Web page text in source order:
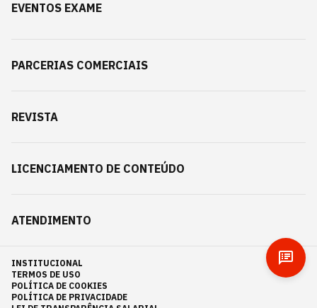
EVENTOS EXAME
PARCERIAS COMERCIAIS
REVISTA
LICENCIAMENTO DE CONTEÚDO
ATENDIMENTO
INSTITUCIONAL
TERMOS DE USO
POLÍTICA DE COOKIES
POLÍTICA DE PRIVACIDADE